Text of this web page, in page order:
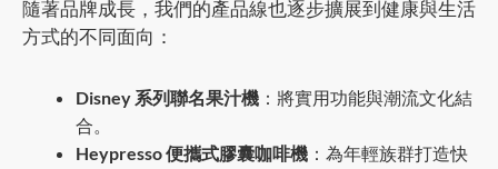
隨著品牌成長，我們的產品線也逐步擴展到健康與生活
方式的不同面向：
Disney 系列聯名果汁機 ：將實用功能與潮流文化結
合。
Heypresso 便攜式膠囊咖啡機 ：為年輕族群打造快